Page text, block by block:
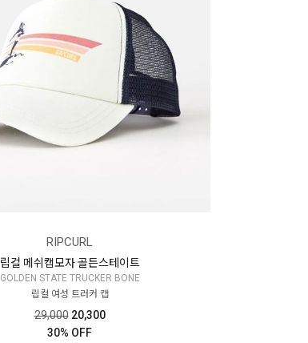
RIPCURL
립컬 메쉬캡모자 골든스테이트
GOLDEN STATE TRUCKER BONE
립컬 여성 트러커 캡
29,000 20,300
30% OFF